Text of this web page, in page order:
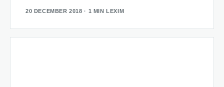
20 DECEMBER 2018 · 1 MIN LEXIM